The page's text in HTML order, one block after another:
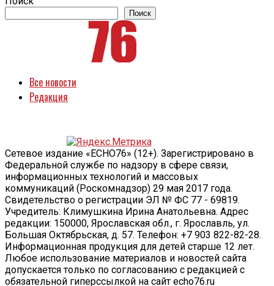
Поиск
Все новости
Редакция
Сетевое издание «ECHO76» (12+). Зарегистрировано в
Федеральной службе по надзору в сфере связи,
информационных технологий и массовых
коммуникаций (Роскомнадзор) 29 мая 2017 года.
Свидетельство о регистрации ЭЛ № ФС 77 - 69819.
Учредитель: Климушкина Ирина Анатольевна. Адрес
редакции: 150000, Ярославская обл., г. Ярославль, ул.
Большая Октябрьская, д. 57. Телефон: +7 903 822-82-28.
Информационная продукция для детей старше 12 лет.
Любое использование материалов и новостей сайта
допускается только по согласованию с редакцией с
обязательной гиперссылкой на сайт echo76.ru